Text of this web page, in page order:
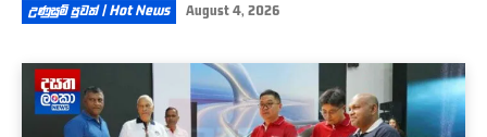
උණුසුම් පුවත් | Hot News August 4, 2026